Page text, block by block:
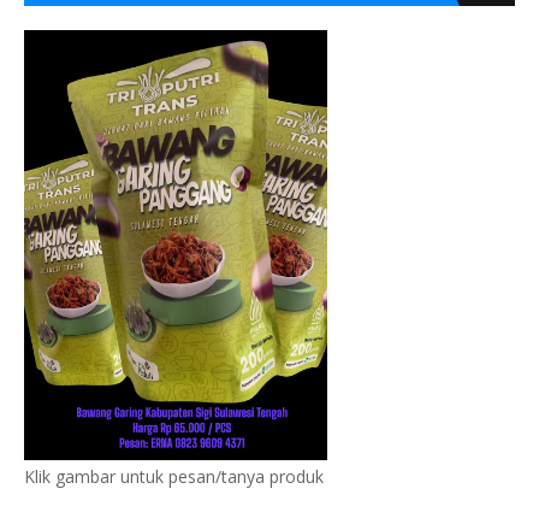
Klik gambar untuk pesan/tanya produk